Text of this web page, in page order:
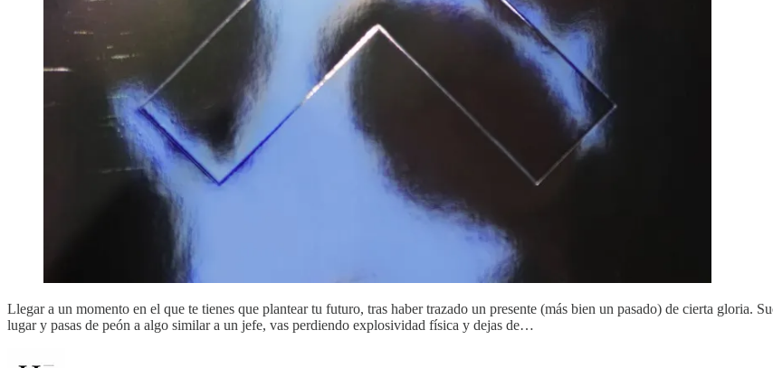
Llegar a un momento en el que te tienes que plantear tu futuro, tras haber trazado un presente (más bien un pasado) de cierta gloria.
lugar y pasas de peón a algo similar a un jefe, vas perdiendo explosividad física y dejas de…